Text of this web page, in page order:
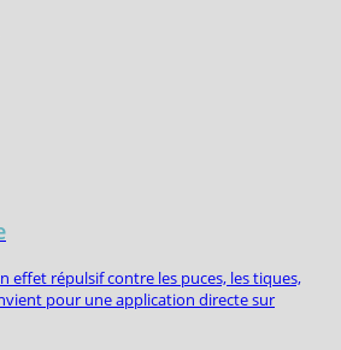
effet répulsif contre les puces, les tiques,
pour une application directe sur